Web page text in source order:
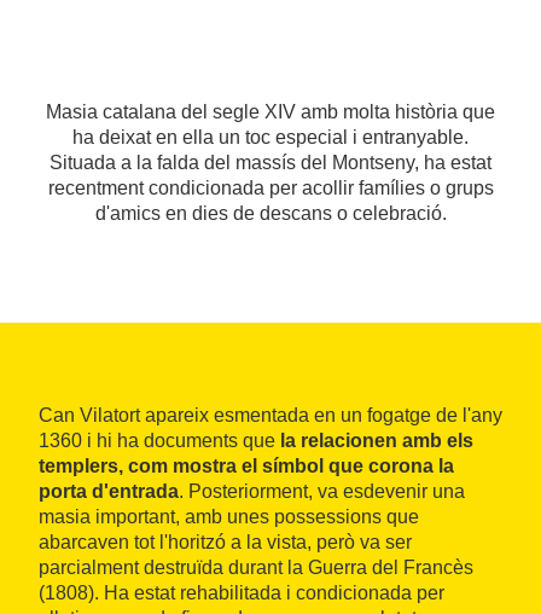
Masia catalana del segle XIV amb molta història que
ha deixat en ella un toc especial i entranyable.
Situada a la falda del massís del Montseny, ha estat
recentment condicionada per acollir famílies o grups
d'amics en dies de descans o celebració.
Can Vilatort apareix esmentada en un fogatge de l'any
1360 i hi ha documents que la relacionen amb els
templers, com mostra el símbol que corona la
porta d'entrada. Posteriorment, va esdevenir una
masia important, amb unes possessions que
abarcaven tot l'horitzó a la vista, però va ser
parcialment destruïda durant la Guerra del Francès
(1808). Ha estat rehabilitada i condicionada per